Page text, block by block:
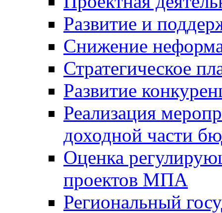
Развитие и
Снижение
Стратегическое
Развитие
Реализация
доходной части
Оценка
проектов МПА
Региональный